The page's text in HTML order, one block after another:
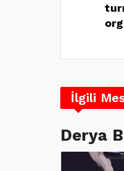
İlgili
Derya